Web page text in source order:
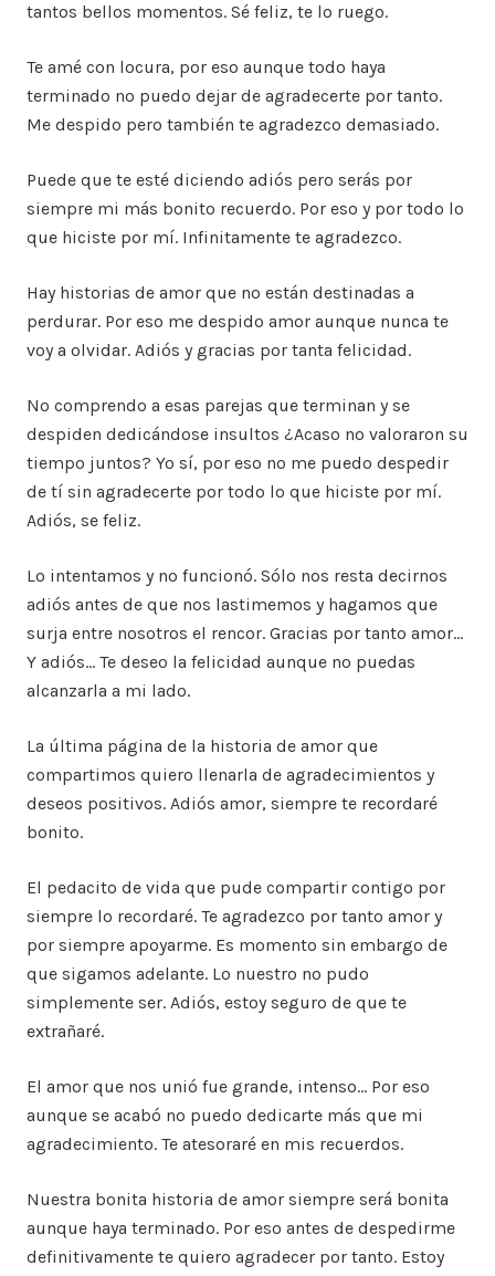
tantos bellos momentos. Sé feliz, te lo ruego.
Te amé con locura, por eso aunque todo haya
terminado no puedo dejar de agradecerte por tanto.
Me despido pero también te agradezco demasiado.
Puede que te esté diciendo adiós pero serás por
siempre mi más bonito recuerdo. Por eso y por todo lo
que hiciste por mí. Infinitamente te agradezco.
Hay historias de amor que no están destinadas a
perdurar. Por eso me despido amor aunque nunca te
voy a olvidar. Adiós y gracias por tanta felicidad.
No comprendo a esas parejas que terminan y se
despiden dedicándose insultos ¿Acaso no valoraron su
tiempo juntos? Yo sí, por eso no me puedo despedir
de tí sin agradecerte por todo lo que hiciste por mí.
Adiós, se feliz.
Lo intentamos y no funcionó. Sólo nos resta decirnos
adiós antes de que nos lastimemos y hagamos que
surja entre nosotros el rencor. Gracias por tanto amor…
Y adiós… Te deseo la felicidad aunque no puedas
alcanzarla a mi lado.
La última página de la historia de amor que
compartimos quiero llenarla de agradecimientos y
deseos positivos. Adiós amor, siempre te recordaré
bonito.
El pedacito de vida que pude compartir contigo por
siempre lo recordaré. Te agradezco por tanto amor y
por siempre apoyarme. Es momento sin embargo de
que sigamos adelante. Lo nuestro no pudo
simplemente ser. Adiós, estoy seguro de que te
extrañaré.
El amor que nos unió fue grande, intenso… Por eso
aunque se acabó no puedo dedicarte más que mi
agradecimiento. Te atesoraré en mis recuerdos.
Nuestra bonita historia de amor siempre será bonita
aunque haya terminado. Por eso antes de despedirme
definitivamente te quiero agradecer por tanto. Estoy